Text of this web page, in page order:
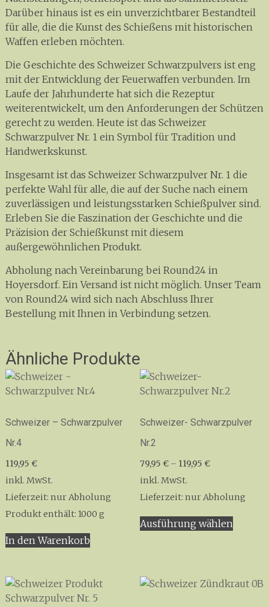
Darüber hinaus ist es ein unverzichtbarer Bestandteil
für alle, die die Kunst des Schießens mit historischen
Waffen erleben möchten.
Die Geschichte des Schweizer Schwarzpulvers ist eng
mit der Entwicklung der Feuerwaffen verbunden. Im
Laufe der Jahrhunderte hat sich die Rezeptur
weiterentwickelt, um den Anforderungen der Schützen
gerecht zu werden. Heute ist das Schweizer
Schwarzpulver Nr. 1 ein Symbol für Tradition und
Handwerkskunst.
Insgesamt ist das Schweizer Schwarzpulver Nr. 1 die
perfekte Wahl für alle, die auf der Suche nach einem
zuverlässigen und leistungsstarken Schießpulver sind.
Erleben Sie die Faszination der Geschichte und die
Präzision der Schießkunst mit diesem
außergewöhnlichen Produkt.
Abholung nach Vereinbarung bei Round24 in
Hoyersdorf. Ein Versand ist nicht möglich. Unser Team
von Round24 wird sich nach Abschluss Ihrer
Bestellung mit Ihnen in Verbindung setzen.
Ähnliche Produkte
Schweizer – Schwarzpulver
Nr.4
119,95 €
inkl. MwSt.
Lieferzeit: nur Abholung
Produkt enthält: 1000 g
In den Warenkorb
Schweizer- Schwarzpulver
Nr.2
79,95 €– 119,95 €
inkl. MwSt.
Lieferzeit: nur Abholung
Ausführung wählenProdukt
auf.